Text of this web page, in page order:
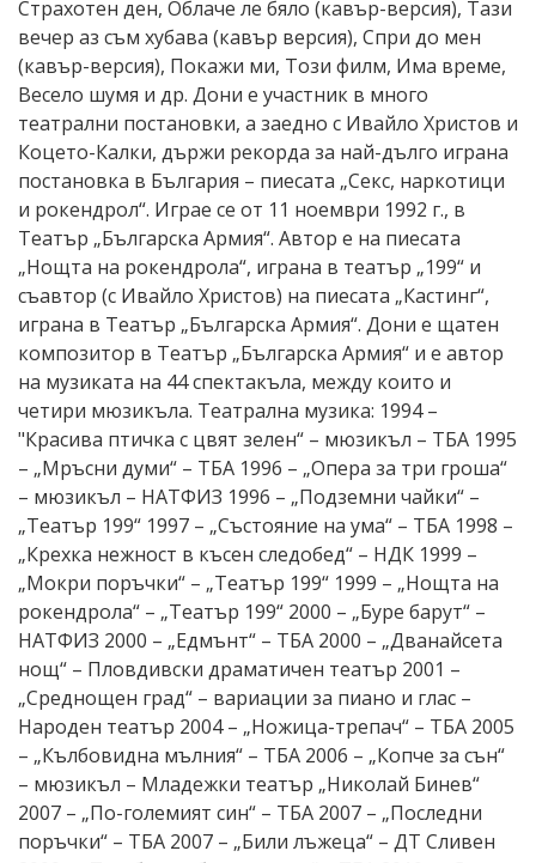
Страхотен ден, Облаче ле бяло (кавър-версия), Тази
вечер аз съм хубава (кавър версия), Спри до мен
(кавър-версия), Покажи ми, Този филм, Има време,
Весело шумя и др. Дони е участник в много
театрални постановки, а заедно с Ивайло Христов и
Коцето-Калки, държи рекорда за най-дълго играна
постановка в България – пиесата „Секс, наркотици
и рокендрол“. Играе се от 11 ноември 1992 г., в
Театър „Българска Армия“. Автор е на пиесата
„Нощта на рокендрола“, играна в театър „199“ и
съавтор (с Ивайло Христов) на пиесата „Кастинг“,
играна в Театър „Българска Армия“. Дони е щатен
композитор в Театър „Българска Армия“ и е автор
на музиката на 44 спектакъла, между които и
четири мюзикъла. Tеатрална музика: 1994 –
"Красива птичка с цвят зелен“ – мюзикъл – ТБА 1995
– „Мръсни думи“ – ТБА 1996 – „Опера за три гроша“
– мюзикъл – НАТФИЗ 1996 – „Подземни чайки“ –
„Театър 199“ 1997 – „Състояние на ума“ – ТБА 1998 –
„Крехка нежност в късен следобед“ – НДК 1999 –
„Мокри поръчки“ – „Театър 199“ 1999 – „Нощта на
рокендрола“ – „Театър 199“ 2000 – „Буре барут“ –
НАТФИЗ 2000 – „Едмънт“ – ТБА 2000 – „Дванайсета
нощ“ – Пловдивски драматичен театър 2001 –
„Среднощен град“ – вариации за пиано и глас –
Народен театър 2004 – „Ножица-трепач“ – ТБА 2005
– „Кълбовидна мълния“ – ТБА 2006 – „Копче за сън“
– мюзикъл – Младежки театър „Николай Бинев“
2007 – „По-големият син“ – ТБА 2007 – „Последни
поръчки“ – ТБА 2007 – „Били лъжеца“ – ДТ Сливен